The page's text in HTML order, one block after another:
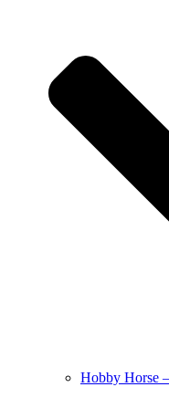
Hobby Horse